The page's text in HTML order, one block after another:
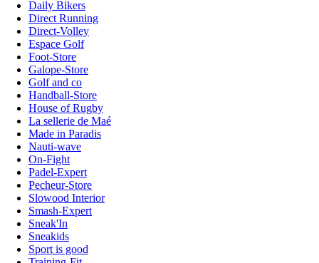
Daily Bikers
Direct Running
Direct-Volley
Espace Golf
Foot-Store
Galope-Store
Golf and co
Handball-Store
House of Rugby
La sellerie de Maé
Made in Paradis
Nauti-wave
On-Fight
Padel-Expert
Pecheur-Store
Slowood Interior
Smash-Expert
Sneak'In
Sneakids
Sport is good